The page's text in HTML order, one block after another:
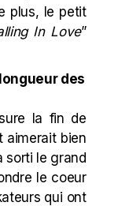
plus, le petit
In Love”
des
la fin de
aimerait bien
sorti le grand
le coeur
qui ont